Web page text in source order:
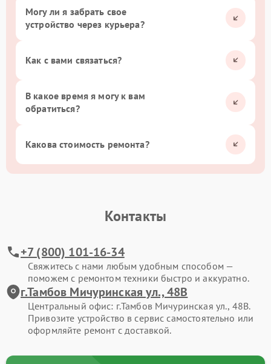
Могу ли я забрать свое
устройство через курьера?
Как с вами связаться?
В какое время я могу к вам
обратиться?
Какова стоимость ремонта?
Контакты
+7 (800) 101-16-34
Свяжитесь с нами любым удобным способом —
поможем с ремонтом техники быстро и аккуратно.
г.Тамбов Мичуринская ул., 48В
Центральный офис: г.Тамбов Мичуринская ул., 48В.
Привозите устройство в сервис самостоятельно или
оформляйте ремонт с доставкой.